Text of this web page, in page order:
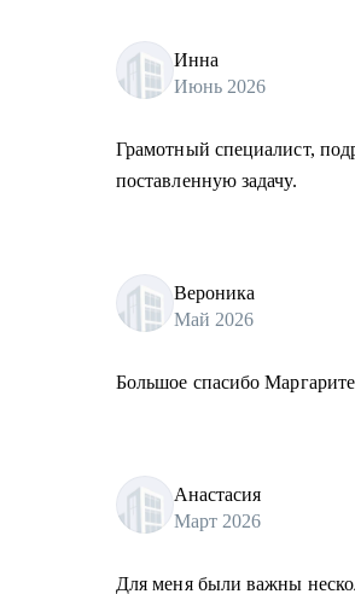
Инна
Июнь 2026
Грамотный специалист,
поставленную задачу.
Вероника
Май 2026
Большое спасибо
Анастасия
Март 2026
Для меня были важны